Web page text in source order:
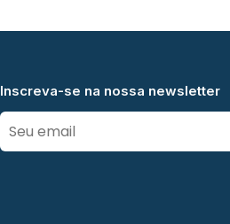
Inscreva-se na nossa newsletter